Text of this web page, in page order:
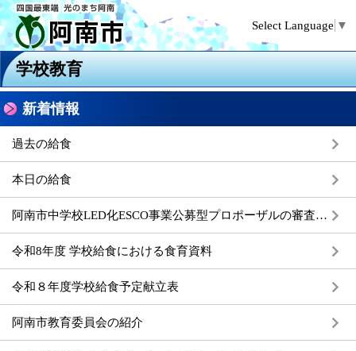
Select Language ▼
学校教育
新着情報
過去の給食
本日の給食
阿南市中学校LED化ESCO事業公募型プロポーザルの審査結果について
令和8年度 学校給食における食育資料
令和８年度学校給食予定献立表
阿南市教育委員会の紹介